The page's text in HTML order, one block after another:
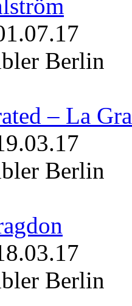
Berlin
– La
Berlin
Berlin